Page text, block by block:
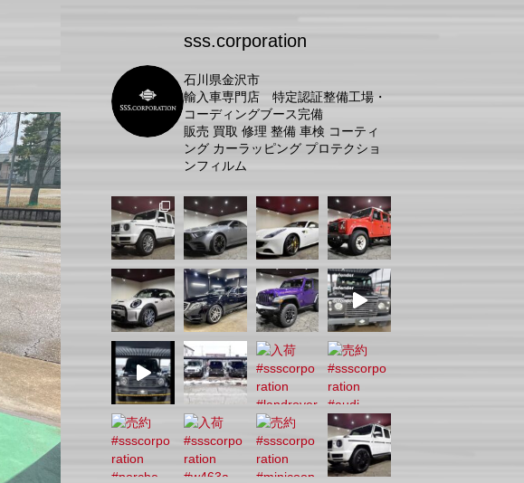
sss.corporation
石川県金沢市
輸入車専門店 特定認証整備工場・
コーディングブース完備
販売 買取 修理 整備 車検 コーティ
ング カーラッピング プロテクショ
ンフィルム